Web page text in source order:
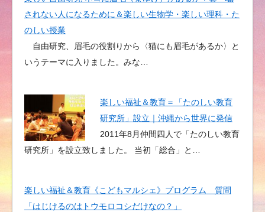
されない人になるために＆楽しい生物学・楽しい理科・た
のしい授業
自由研究、眉毛の役割りから〈猫にも眉毛があるか〉と
いうテーマに入りました。みな…
楽しい福祉＆教育＝「たのしい教育
研究所」設立｜沖縄から世界に発信
2011年8月仲間四人で「たのしい教育
研究所」を設立致しました。 当初「総合」と…
楽しい福祉＆教育《こどもマルシェ》プログラム 質問
「はじけるのはトウモロコシだけなの？」